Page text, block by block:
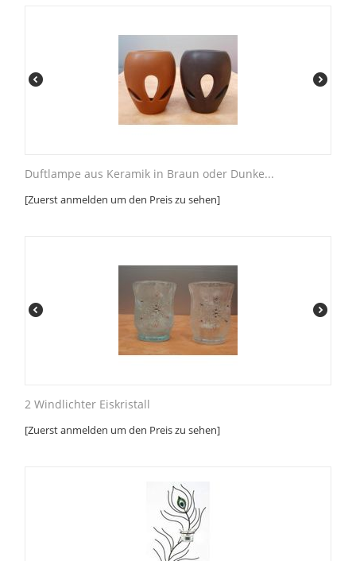
Duftlampe aus Keramik in Braun oder Dunke...
[Zuerst anmelden um den Preis zu sehen]
2 Windlichter Eiskristall
[Zuerst anmelden um den Preis zu sehen]